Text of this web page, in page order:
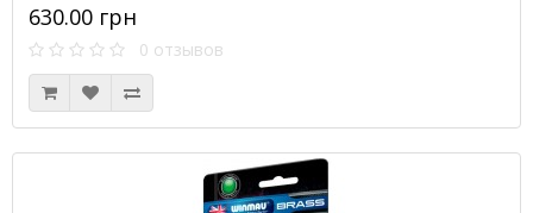
630.00 грн
0 отзывов